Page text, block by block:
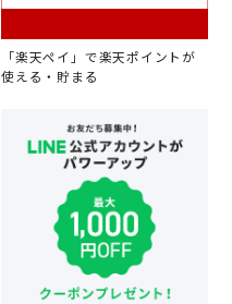
「楽天ペイ」で楽天ポイントが
使える・貯まる